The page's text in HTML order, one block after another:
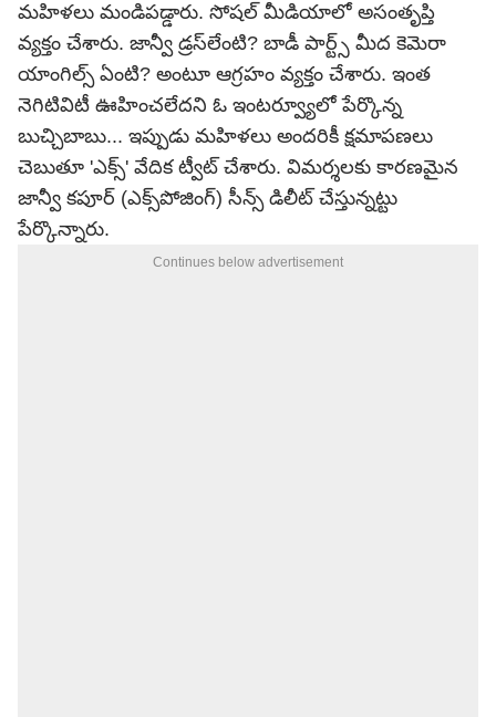
మహిళలు మండిపడ్డారు. సోషల్ మీడియాలో అసంతృప్తి
వ్యక్తం చేశారు. జాన్వీ డ్రస్‌లేంటి? బాడీ పార్ట్స్ మీద కెమెరా
యాంగిల్స్ ఏంటి? అంటూ ఆగ్రహం వ్యక్తం చేశారు. ఇంత
నెగిటివిటీ ఊహించలేదని ఓ ఇంటర్వ్యూలో పేర్కొన్న
బుచ్చిబాబు... ఇప్పుడు మహిళలు అందరికీ క్షమాపణలు
చెబుతూ 'ఎక్స్' వేదిక ట్వీట్ చేశారు. విమర్శలకు కారణమైన
జాన్వీ కపూర్ (ఎక్స్‌పోజింగ్) సీన్స్ డిలీట్ చేస్తున్నట్టు
పేర్కొన్నారు.
Continues below advertisement